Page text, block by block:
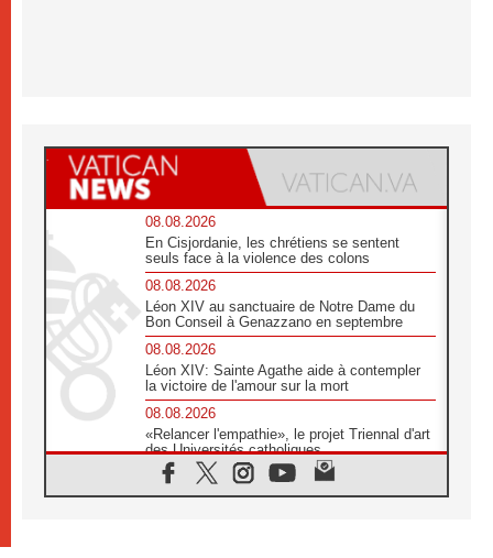
08.08.2026
En Cisjordanie, les chrétiens se sentent
seuls face à la violence des colons
08.08.2026
Léon XIV au sanctuaire de Notre Dame du
Bon Conseil à Genazzano en septembre
08.08.2026
Léon XIV: Sainte Agathe aide à contempler
la victoire de l'amour sur la mort
08.08.2026
«Relancer l'empathie», le projet Triennal d'art
des Universités catholiques
08.08.2026
Signis 2026, donner la parole aux religieuses